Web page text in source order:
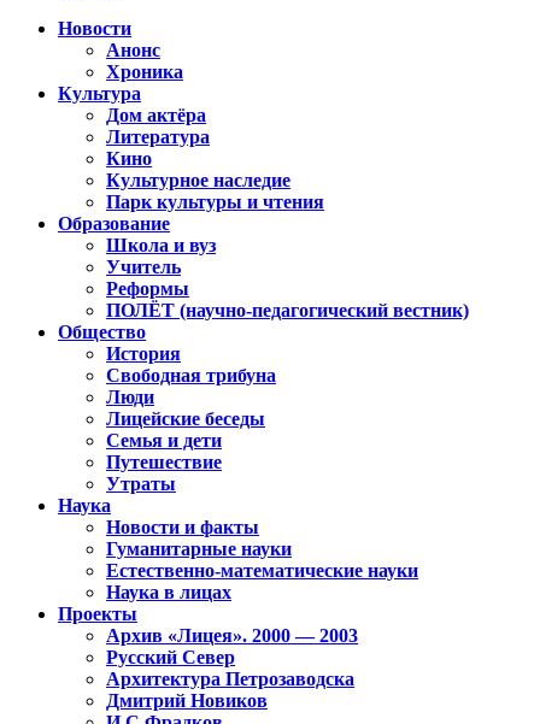
Новости
Анонс
Хроника
Культура
Дом актёра
Литература
Кино
Культурное наследие
Парк культуры и чтения
Образование
Школа и вуз
Учитель
Реформы
ПОЛЁТ (научно-педагогический вестник)
Общество
История
Свободная трибуна
Люди
Лицейские беседы
Семья и дети
Путешествие
Утраты
Наука
Новости и факты
Гуманитарные науки
Естественно-математические науки
Наука в лицах
Проекты
Архив «Лицея». 2000 — 2003
Русский Север
Архитектура Петрозаводска
Дмитрий Новиков